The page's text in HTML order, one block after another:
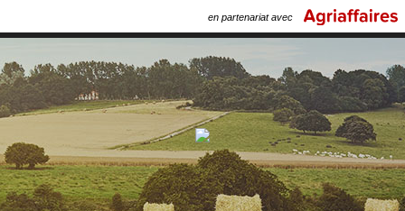
en partenariat avec